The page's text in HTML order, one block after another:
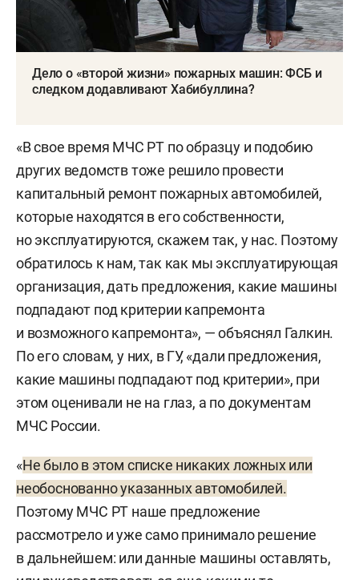
Дело о «второй жизни» пожарных машин: ФСБ и
следком додавливают Хабибуллина?
«В свое время МЧС РТ по образцу и подобию
других ведомств тоже решило провести
капитальный ремонт пожарных автомобилей,
которые находятся в его собственности,
но эксплуатируются, скажем так, у нас. Поэтому
обратилось к нам, так как мы эксплуатирующая
организация, дать предложения, какие машины
подпадают под критерии капремонта
и возможного капремонта», — объяснял Галкин.
По его словам, у них, в ГУ, «дали предложения,
какие машины подпадают под критерии», при
этом оценивали не на глаз, а по документам
МЧС России.
«Не было в этом списке никаких ложных или
необоснованно указанных автомобилей.
Поэтому МЧС РТ наше предложение
рассмотрело и уже само принимало решение
в дальнейшем: или данные машины оставлять,